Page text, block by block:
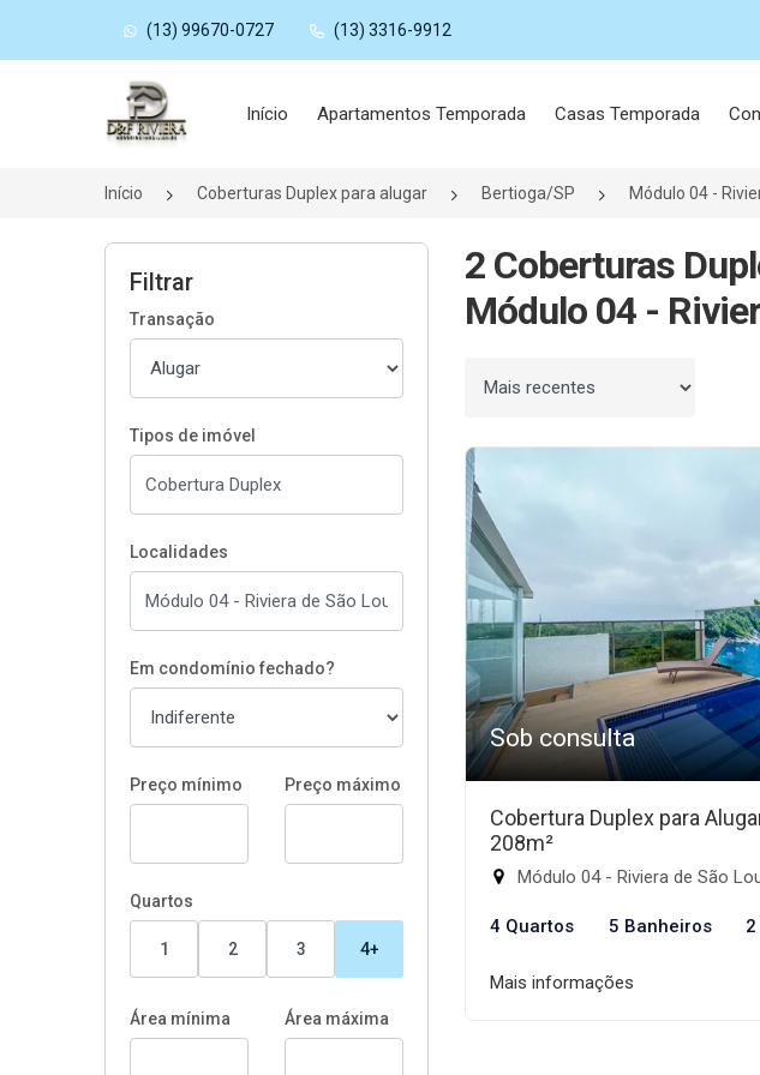
(13) 99670-0727 (13) 3316-9912
Página inicial
Início Apartamentos Temporada Casas Temporada
Início Coberturas Duplex para alugar Bertioga/SP Módulo 04 -
Filtrar
Transação
Tipos de imóvel
Localidades
Em condomínio fechado?
Preço mínimo Preço máximo
Quartos
1 2 3 4+
Área mínima Área máxima
2 Coberturas
Módulo 04 -
Ordenar por
Sob consulta
Cobertura Duplex para
208m²
Módulo 04 - Riviera de São
4 Quartos 5 Banheiros
Mais informações